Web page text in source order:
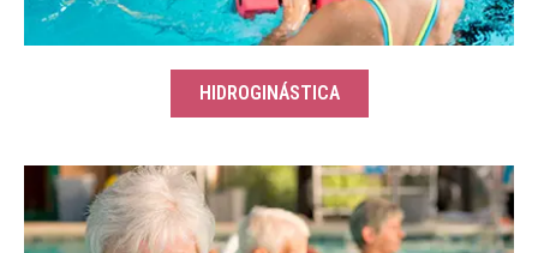
HIDROGINÁSTICA